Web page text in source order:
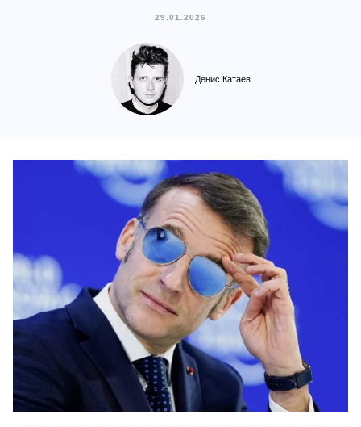
29.01.2026
Денис Катаев